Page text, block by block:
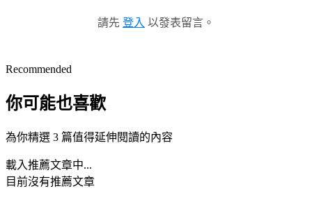
請先 登入 以發表留言。
Recommended
你可能也喜歡
為你精選 3 篇值得延伸閱讀的內容
載入推薦文章中...
目前沒有推薦文章